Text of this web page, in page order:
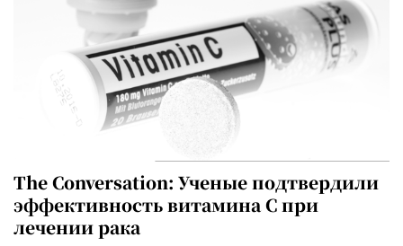
The Conversation: Ученые подтвердили
эффективность витамина C при
лечении рака